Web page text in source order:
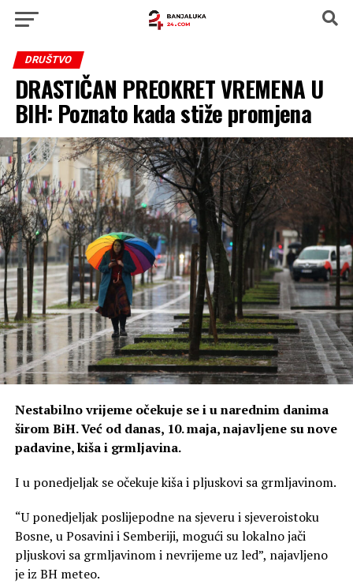
DRUŠTVO
DRASTIČAN PREOKRET VREMENA U
BIH: Poznato kada stiže promjena
Nestabilno vrijeme očekuje se i u narednim danima
širom BiH. Već od danas, 10. maja, najavljene su nove
padavine, kiša i grmljavina.
I u ponedjeljak se očekuje kiša i pljuskovi sa grmljavinom.
“U ponedjeljak poslijepodne na sjeveru i sjeveroistoku
Bosne, u Posavini i Semberiji, mogući su lokalno jači
pljuskovi sa grmljavinom i nevrijeme uz led”, najavljeno
je iz BH meteo.